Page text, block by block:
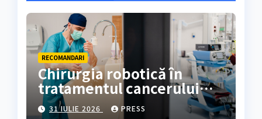
RECOMANDARI
Chirurgia robotică în
tratamentul cancerului
colorectal
31 IULIE 2026 PRESS